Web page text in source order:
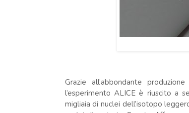
Grazie all’abbondante
l’esperimento ALICE è riuscito a
migliaia di nuclei dell’isotopo